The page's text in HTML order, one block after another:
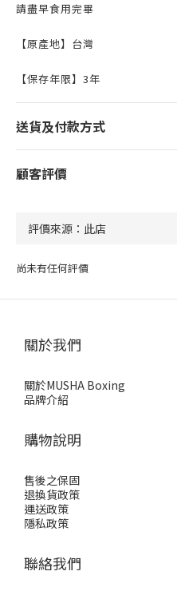
請盡早食用完畢
【原產地】台灣
【保存年限】3年
送貨及付款方式
顧客評價
尚未有任何評價
關於我們
關於MUSHA Boxing
品牌介紹
購物說明
售後之保固
退換貨政策
運送政策
隱私政策
聯絡我們